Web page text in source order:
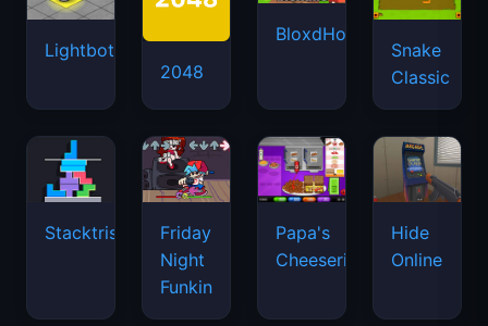
Lightbot
2048
BloxdHop.io
Snake
Classic
Stacktris
Friday
Night
Funkin
Papa's
Cheeseria
Hide
Online